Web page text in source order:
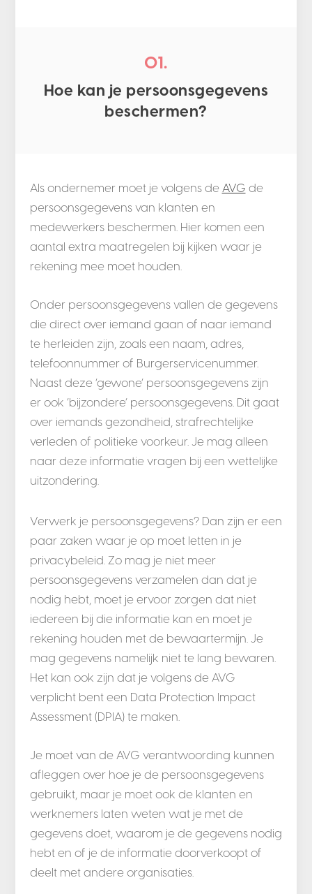
01.
Hoe kan je persoonsgegevens
beschermen?
Als ondernemer moet je volgens de AVG de
persoonsgegevens van klanten en
medewerkers beschermen. Hier komen een
aantal extra maatregelen bij kijken waar je
rekening mee moet houden.
Onder persoonsgegevens vallen de gegevens
die direct over iemand gaan of naar iemand
te herleiden zijn, zoals een naam, adres,
telefoonnummer of Burgerservicenummer.
Naast deze ‘gewone’ persoonsgegevens zijn
er ook ‘bijzondere’ persoonsgegevens. Dit gaat
over iemands gezondheid, strafrechtelijke
verleden of politieke voorkeur. Je mag alleen
naar deze informatie vragen bij een wettelijke
uitzondering.
Verwerk je persoonsgegevens? Dan zijn er een
paar zaken waar je op moet letten in je
privacybeleid. Zo mag je niet meer
persoonsgegevens verzamelen dan dat je
nodig hebt, moet je ervoor zorgen dat niet
iedereen bij die informatie kan en moet je
rekening houden met de bewaartermijn. Je
mag gegevens namelijk niet te lang bewaren.
Het kan ook zijn dat je volgens de AVG
verplicht bent een Data Protection Impact
Assessment (DPIA) te maken.
Je moet van de AVG verantwoording kunnen
afleggen over hoe je de persoonsgegevens
gebruikt, maar je moet ook de klanten en
werknemers laten weten wat je met de
gegevens doet, waarom je de gegevens nodig
hebt en of je de informatie doorverkoopt of
deelt met andere organisaties.